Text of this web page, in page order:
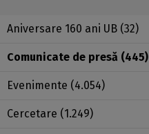
Aniversare 160 ani UB (32)
Comunicate de presă (445)
Evenimente (4.054)
Cercetare (1.249)